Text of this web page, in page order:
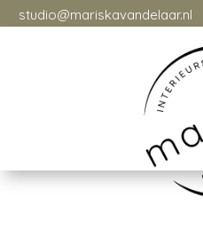
studio@mariskavandelaar.nl
studio@mariskavandelaar.nl